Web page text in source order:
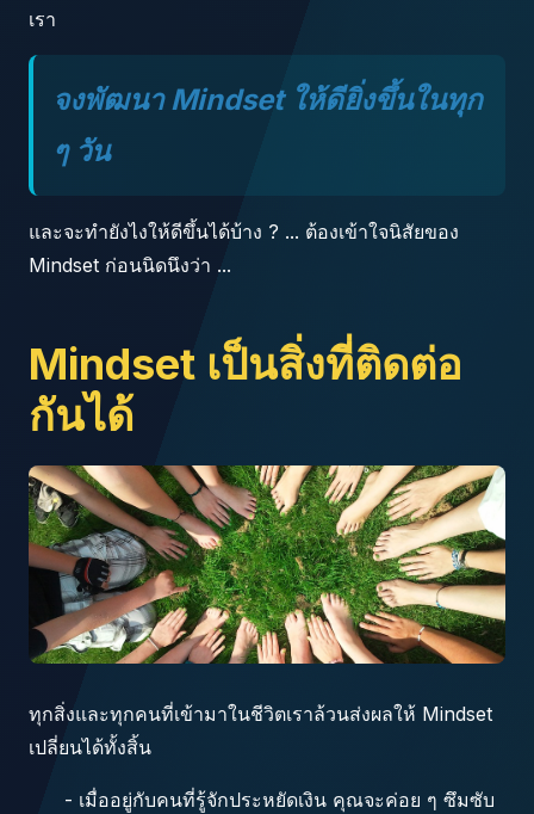
เรา
จงพัฒนา Mindset ให้ดียิ่งขึ้นในทุก
ๆ วัน
และจะทำยังไงให้ดีขึ้นได้บ้าง ? ... ต้องเข้าใจนิสัยของ
Mindset ก่อนนิดนึงว่า ...
Mindset เป็นสิ่งที่ติดต่อ
กันได้
ทุกสิ่งและทุกคนที่เข้ามาในชีวิตเราล้วนส่งผลให้ Mindset
เปลี่ยนได้ทั้งสิ้น
- เมื่ออยู่กับคนที่รู้จักประหยัดเงิน คุณจะค่อย ๆ ซึมซับ